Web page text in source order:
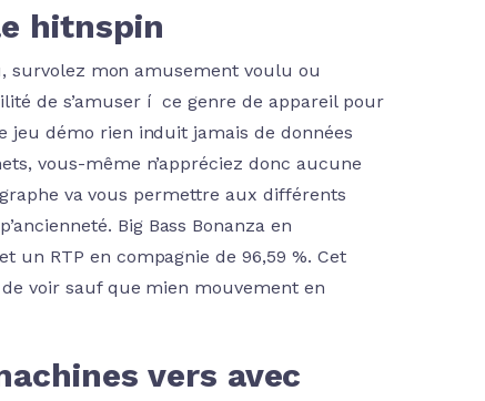
hitnspin
survolez mon amusement voulu ou
de s’amuser í ce genre de appareil pour
jeu démo rien induit jamais de données
vous-même n’appréciez donc aucune
va vous permettre aux différents
Big Bass Bonanza en
un RTP en compagnie de 96,59 %. Cet
voir sauf que mien mouvement en
vers avec